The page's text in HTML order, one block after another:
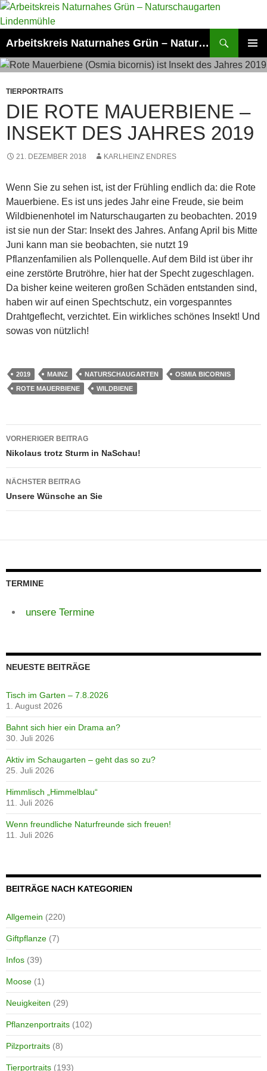
Zum
Inhalt
Arbeitskreis Naturnahes Grün – Naturschaugarten Lindenmühle
MENÜ
TIERPORTRAITS
DIE ROTE MAUERBIENE –
INSEKT DES JAHRES 2019
21. DEZEMBER 2018 KARLHEINZ ENDRES
Wenn Sie zu sehen ist, ist der Frühling endlich da: die Rote
Mauerbiene. Es ist uns jedes Jahr eine Freude, sie beim
Wildbienenhotel im Naturschaugarten zu beobachten. 2019
ist sie nun der Star: Insekt des Jahres. Anfang April bis Mitte
Juni kann man sie beobachten, sie nutzt 19
Pflanzenfamilien als Pollenquelle. Auf dem Bild ist über ihr
eine zerstörte Brutröhre, hier hat der Specht zugeschlagen.
Da bisher keine weiteren großen Schäden entstanden sind,
haben wir auf einen Spechtschutz, ein vorgespanntes
Drahtgeflecht, verzichtet. Ein wirkliches schönes Insekt! Und
sowas von nützlich!
2019 MAINZ NATURSCHAUGARTEN
OSMIA BICORNIS
ROTE MAUERBIENE
WILDBIENE
Beitragsnavigation
VORHERIGER BEITRAG
Nikolaus trotz Sturm in NaSchau!
NÄCHSTER BEITRAG
Unsere Wünsche an Sie
TERMINE
unsere Termine
NEUESTE BEITRÄGE
Tisch im Garten – 7.8.2026
1. August 2026
Bahnt sich hier ein Drama an?
30. Juli 2026
Aktiv im Schaugarten – geht das so zu?
25. Juli 2026
Himmlisch „Himmelblau“
11. Juli 2026
Wenn freundliche Naturfreunde sich freuen!
11. Juli 2026
BEITRÄGE NACH KATEGORIEN
Allgemein (220)
Giftpflanze (7)
Infos (39)
Moose (1)
Neuigkeiten (29)
Pflanzenportraits (102)
Pilzportraits (8)
Tierportraits (193)